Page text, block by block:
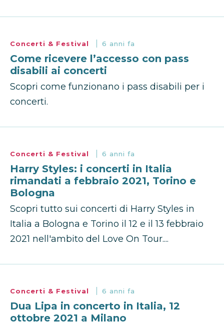
Concerti & Festival 6 anni fa
Come ricevere l’accesso con pass
disabili ai concerti
Scopri come funzionano i pass disabili per i
concerti.
Concerti & Festival 6 anni fa
Harry Styles: i concerti in Italia
rimandati a febbraio 2021, Torino e
Bologna
Scopri tutto sui concerti di Harry Styles in
Italia a Bologna e Torino il 12 e il 13 febbraio
2021 nell'ambito del Love On Tour....
Concerti & Festival 6 anni fa
Dua Lipa in concerto in Italia, 12
ottobre 2021 a Milano